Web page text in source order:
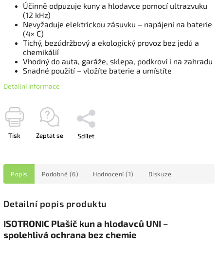
Účinně odpuzuje kuny a hlodavce pomocí ultrazvuku
(12 kHz)
Nevyžaduje elektrickou zásuvku – napájení na baterie
(4× C)
Tichý, bezúdržbový a ekologický provoz bez jedů a
chemikálií
Vhodný do auta, garáže, sklepa, podkroví i na zahradu
Snadné použití – vložíte baterie a umístíte
Detailní informace
Tisk Zeptat se Sdílet
Popis Podobné (6) Hodnocení (1) Diskuze
Detailní popis produktu
ISOTRONIC Plašič kun a hlodavců UNI –
spolehlivá ochrana bez chemie